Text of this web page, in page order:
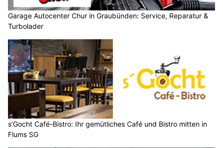
Garage Autocenter Chur in Graubünden: Service, Reparatur &
Turbolader
s'Gocht Café-Bistro: Ihr gemütliches Café und Bistro mitten in
Flums SG